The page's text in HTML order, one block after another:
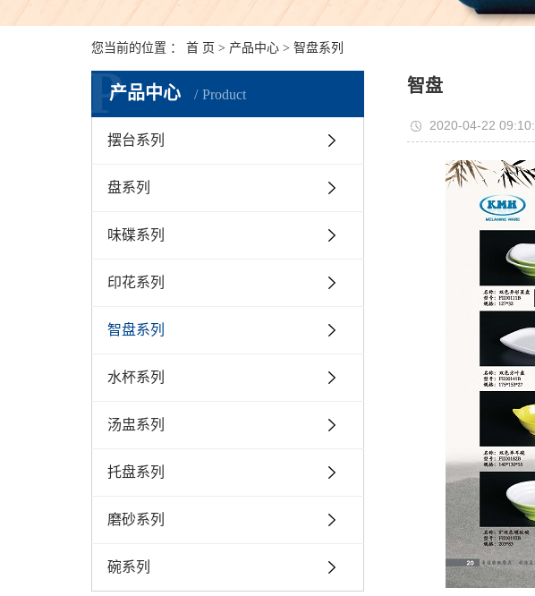
您当前的位置 ： 首 页 > 产品中心 > 智盘系列
产品中心 Product
P
摆台系列
盘系列
味碟系列
印花系列
智盘系列
水杯系列
汤盅系列
托盘系列
磨砂系列
碗系列
智盘
2020-04-22